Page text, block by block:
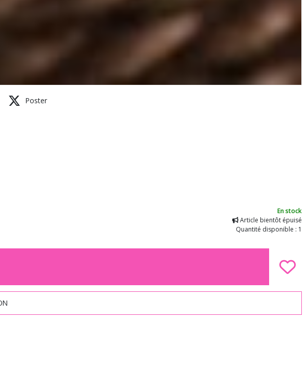
Poster
En stock
Article bientôt épuisé
Quantité disponible : 1